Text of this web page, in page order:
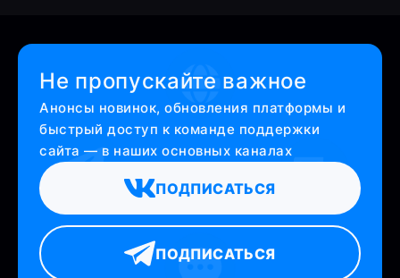
Не пропускайте важное
Анонсы новинок, обновления платформы и
быстрый доступ к команде поддержки
сайта — в наших основных каналах
ПОДПИСАТЬСЯ
ПОДПИСАТЬСЯ